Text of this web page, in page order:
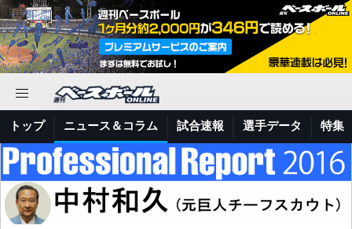
トップ ニュース＆コラム 試合速報 選手データ 特集